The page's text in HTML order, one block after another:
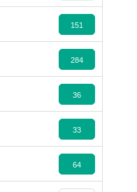
151
284
36
33
64